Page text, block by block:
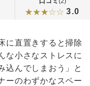
3.0
に直置きすると掃除
な小さなストレスに
込んでしまおう」と
ーのわずかなスペー